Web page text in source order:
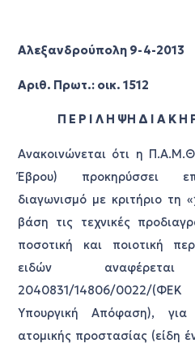
Αλεξανδρούπολη 9-4-2013
Αριθ. Πρωτ.: οικ. 1512
Π Ε Ρ Ι Λ Η ΨΗ Δ Ι Α Κ Η
Ανακοινώνεται ότι η
Έβρου) προκηρύσσει
διαγωνισμό με κριτήριο τη
βάση τις τεχνικές
ποσοτική και ποιοτική
ειδών
2040831/14806/0022/
Υπουργική Απόφαση),
ατομικής προστασίας (είδη